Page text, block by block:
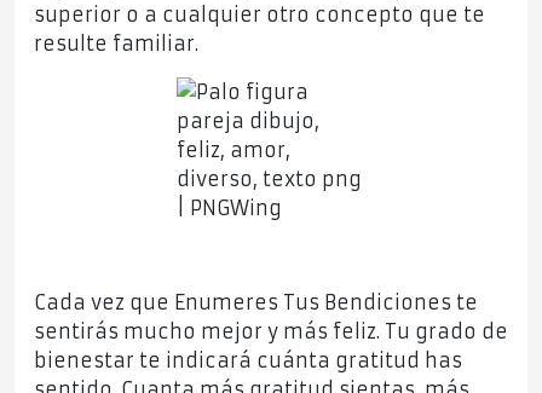
superior o a cualquier otro concepto que te
resulte familiar.
Cada vez que Enumeres Tus Bendiciones te
sentirás mucho mejor y más feliz. Tu grado de
bienestar te indicará cuánta gratitud has